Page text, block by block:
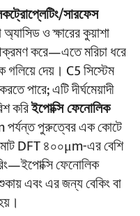
সারফেস
অ্যাসিড ও ক্ষারের কুয়াশা
করে—এতে মরিচা ধরে
গলিয়ে দেয়। C5 সিস্টেম
পারে; এটি দীর্ঘমেয়াদী
করিইপোক্সি ফেনোলিক
পুরুত্বের এক কোটে
DFT ৪০০μm-এর বেশি
ফেনোলিক
এবং এর জন্য বেকিং বা